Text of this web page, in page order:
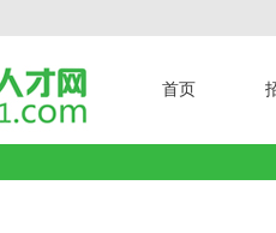
首页